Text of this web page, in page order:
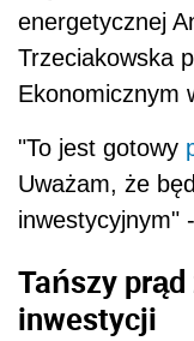
energetycznej
Trzeciakowska
Ekonomicznym
"To jest gotowy
Uważam, że
inwestycyjnym"
Tańszy
inwestycji